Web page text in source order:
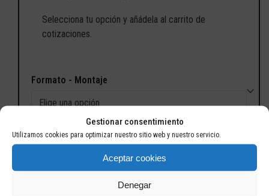
Gestionar consentimiento
Utilizamos cookies para optimizar nuestro sitio web y nuestro servicio.
Aceptar cookies
Denegar
Selecciona tu opción y añádela al carrito de
cotizaciones.
Formato - Montaje
M²